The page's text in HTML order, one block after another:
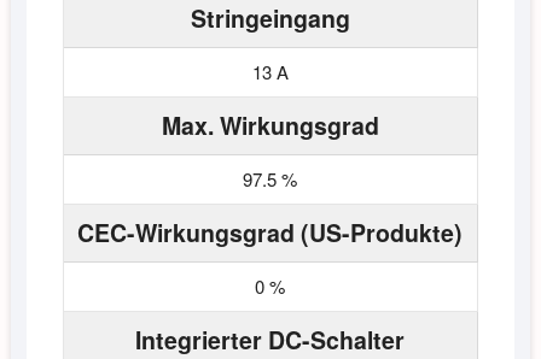
Stringeingang
13 A
Max. Wirkungsgrad
97.5 %
CEC-Wirkungsgrad (US-Produkte)
0 %
Integrierter DC-Schalter